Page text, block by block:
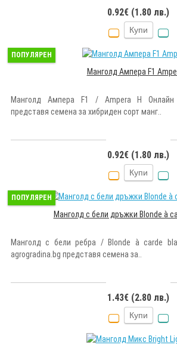
0.92€ (1.80 лв.)
Купи
ПОПУЛЯРЕН
Манголд Ампера F1
Манголд Ампера F1 / Ampera H Онлайн
представя семена за хибриден сорт манг..
0.92€ (1.80 лв.)
Купи
ПОПУЛЯРЕН
Манголд с бели дръжки Blonde à
Манголд с бели ребра / Blonde à carde
agrogradina.bg представя семена за..
1.43€ (2.80 лв.)
Купи